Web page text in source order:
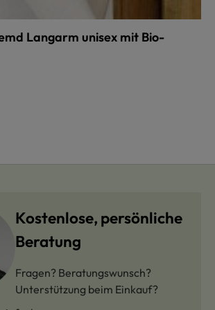
Langarm unisex mit Bio-
Kostenlose, persönliche
Beratung
Fragen? Beratungswunsch?
Unterstützung beim Einkauf?